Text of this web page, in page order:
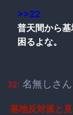
>>22
普天間から
困るよな。
32: 名無しさ
基地反対派と